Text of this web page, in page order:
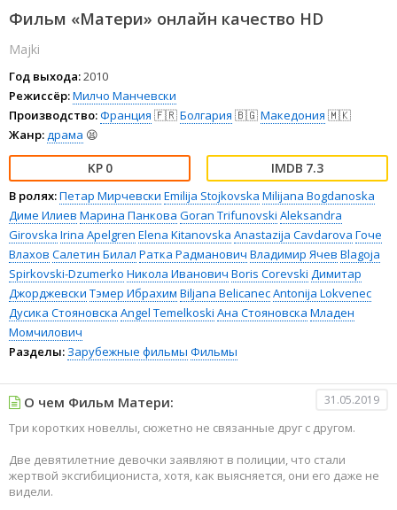
Фильм «Матери» онлайн качество HD
Majki
Год выхода:2010
Режиссёр:Милчо Манчевски
Производство:Франция 🇫🇷Болгария 🇧🇬Македония 🇲🇰
Жанр:драма 😫
0 7.3
В ролях:Петар Мирчевски Emilija Stojkovska Milijana Bogdanoska
Диме Илиев Марина Панкова Goran Trifunovski Aleksandra
Girovska Irina Apelgren Elena Kitanovska Anastazija Cavdarova Гоче
Влахов Салетин Билал Ратка Радманович Владимир Ячев Blagoja
Spirkovski-Dzumerko Никола Иванович Boris Corevski Димитар
Джорджевски Тэмер Ибрахим Biljana BelicanecAntonija Lokvenec
Дусика Стояновска Angel Temelkoski Ана Стояновска Младен
Момчилович
Разделы: Зарубежные фильмы Фильмы
О чем Фильм Матери: 31.05.2019
Три коротких новеллы, сюжетно не связанные друг с другом.
Две девятилетние девочки заявляют в полиции, что стали
жертвой эксгибициониста, хотя, как выясняется, они его даже не
видели.